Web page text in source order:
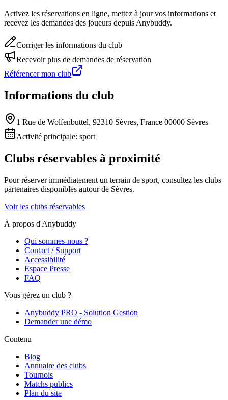
Activez les réservations en ligne, mettez à jour vos informations et
recevez les demandes des joueurs depuis Anybuddy.
Corriger les informations du club
Recevoir plus de demandes de réservation
Référencer mon club
Informations du club
1 Rue de Wolfenbuttel, 92310 Sèvres, France 00000 Sèvres
Activité principale: sport
Clubs réservables à proximité
Pour réserver immédiatement un terrain de sport, consultez les clubs
partenaires disponibles autour de Sèvres.
Voir les clubs réservables
À propos d'Anybuddy
Qui sommes-nous ?
Contact / Support
Accessibilité
Espace Presse
FAQ
Vous gérez un club ?
Anybuddy PRO - Solution Gestion
Demander une démo
Contenu
Blog
Annuaire des clubs
Tournois
Matchs publics
Plan du site